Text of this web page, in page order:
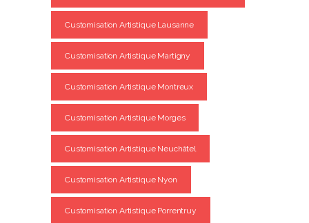
Customisation Artistique Lausanne
Customisation Artistique Martigny
Customisation Artistique Montreux
Customisation Artistique Morges
Customisation Artistique Neuchâtel
Customisation Artistique Nyon
Customisation Artistique Porrentruy